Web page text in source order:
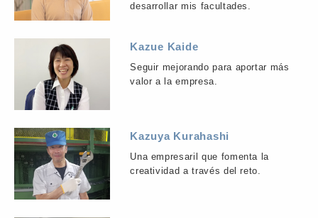
desarrollar mis facultades.
Kazue Kaide
Seguir mejorando para aportar más
valor a la empresa.
Kazuya Kurahashi
Una empresaril que fomenta la
creatividad a través del reto.